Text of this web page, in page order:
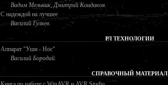
Вадим Мельник, Дмитрий Кондаков.
С надеждой на лучшее
Василий Гуляев.
РЛ ТЕХНОЛОГИИ
Аппарат "Уши - Нос"
Василий Бородай.
СПРАВОЧНЫЙ МАТЕРИАЛ